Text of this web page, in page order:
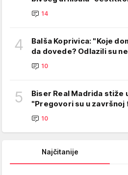
14
4
Balša Koprivica: "Koje
da dovede? Odlazili su
10
5
Biser Real Madrida stiže
"Pregovori su u završnoj
10
Najčitanije